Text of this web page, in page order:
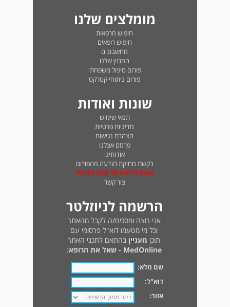
מומלצים שלנו
חיפוש מרפאות
חיפוש רופאים
מחשבונים
המגזין שלנו
פורום טיפול משפחתי
פורום ניתוחי קטרקט
שונות ואודות
תנאי שימוש
מדיניות פרטיות
הצהרת נגישות
פרסם אצלנו
אודותינו
בקשת מחיקת הודעה מהפורום
טופס לדיווח על תוכן בעייתי
צור קשר
הרשמה לניוזלטר
אני רוצה ומסכים/ה לקבל מהאתר
וכל מי מטעמו דוא"ל פרסומי עם
תוכן מעניין בהתאם לתכני האתר
MedOnline - שאל את הרופא
:
שם מלא:
דוא"ל:
אזור: